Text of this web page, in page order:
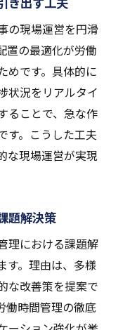
の現場運営を円滑
置の最適化が労働
めです。具体的に
状況をリアルタイ
ることで、急な作
す。こうした工夫
な現場運営が実現
題解決策
理における課題解
す。理由は、多様
な改善策を提案で
働時間管理の徹底